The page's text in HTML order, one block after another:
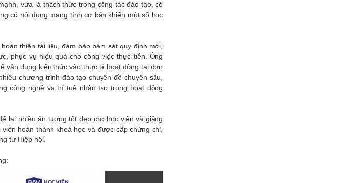
vừa là thách thức trong công tác đào tạo, có
có nội dung mang tính cơ bản khiến một số học
thiện tài liệu, đảm bảo bám sát quy định mới,
phục vụ hiệu quả cho công việc thực tiễn. Ông
vận dụng kiến thức vào thực tế hoạt động tại đơn
chương trình đào tạo chuyên đề chuyên sâu,
công nghệ và trí tuệ nhân tạo trong hoạt động
lại nhiều ấn tượng tốt đẹp cho học viên và giảng
hoàn thành khoá học và được cấp chứng chỉ,
từ Hiệp hội.